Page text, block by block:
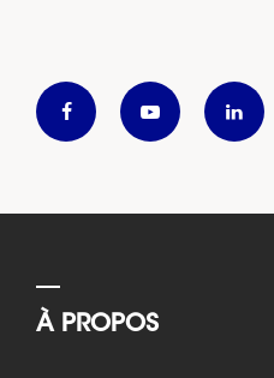
À PROPOS